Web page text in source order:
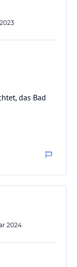
das Bad
2024